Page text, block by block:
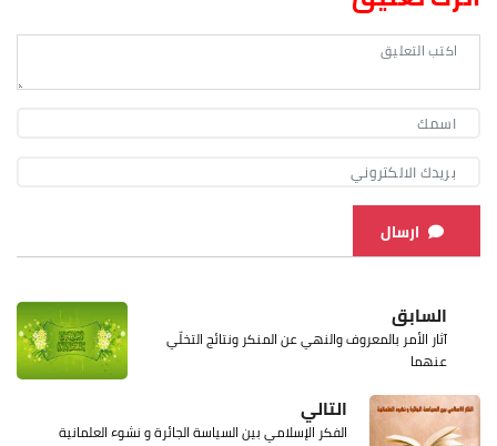
ارسال
السابق
آثار الأمر بالمعروف والنهي عن المنكر ونتائج التخلّي
عنهما
التالي
الفكر الإسلامي بين السياسة الجائرة و نشوء العلمانية